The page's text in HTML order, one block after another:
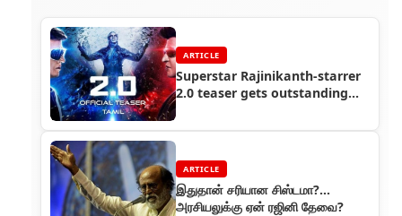
ARTICLE
Superstar Rajinikanth-starrer
2.0 teaser gets outstanding
ARTICLE
இதுதான் சரியான சிஸ்டமா?...
அரசியலுக்கு ஏன் ரஜினி தேவை?